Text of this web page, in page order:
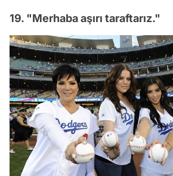
19. "Merhaba aşırı taraftarız."